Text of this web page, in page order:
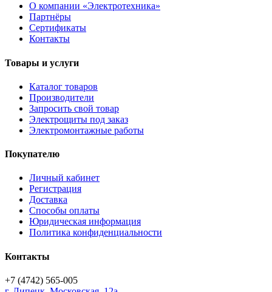
О компании «Электротехника»
Партнёры
Сертификаты
Контакты
Товары и услуги
Каталог товаров
Производители
Запросить свой товар
Электрощиты под заказ
Электромонтажные работы
Покупателю
Личный кабинет
Регистрация
Доставка
Способы оплаты
Юридическая информация
Политика конфиденциальности
Контакты
+7 (4742) 565-005